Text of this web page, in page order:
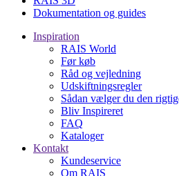
Dokumentation og guides
Inspiration
RAIS World
Før køb
Råd og vejledning
Udskiftningsregler
Sådan vælger du den
Bliv Inspireret
FAQ
Kataloger
Kontakt
Kundeservice
Om RAIS